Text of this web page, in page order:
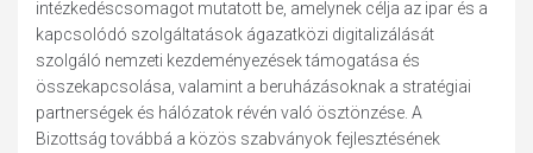
intézkedéscsomagot mutatott be, amelynek célja az ipar és a
kapcsolódó szolgáltatások ágazatközi digitalizálását
szolgáló nemzeti kezdeményezések támogatása és
összekapcsolása, valamint a beruházásoknak a stratégiai
partnerségek és hálózatok révén való ösztönzése. A
Bizottság továbbá a közös szabványok fejlesztésének